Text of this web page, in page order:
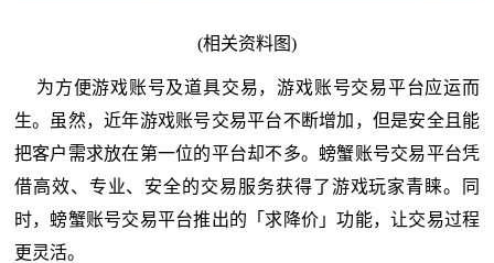
(相关资料图)
为方便游戏账号及道具交易，游戏账号交易平台应运而
生。虽然，近年游戏账号交易平台不断增加，但是安全且能
把客户需求放在第一位的平台却不多。螃蟹账号交易平台凭
借高效、专业、安全的交易服务获得了游戏玩家青睐。同
时，螃蟹账号交易平台推出的「求降价」功能，让交易过程
更灵活。